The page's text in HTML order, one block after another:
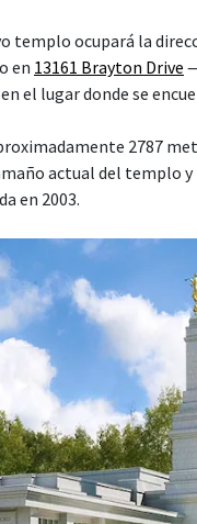
templo ocupará la
en 13161 Brayton Drive
el lugar donde se
2787
actual del templo y
en 2003.